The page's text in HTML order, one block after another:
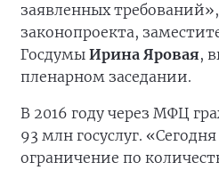
заявленных
законопроекта,
Госдумы Ирина Яровая,
пленарном заседании.
В 2016 году через МФЦ
93 млн госуслуг.
ограничение по